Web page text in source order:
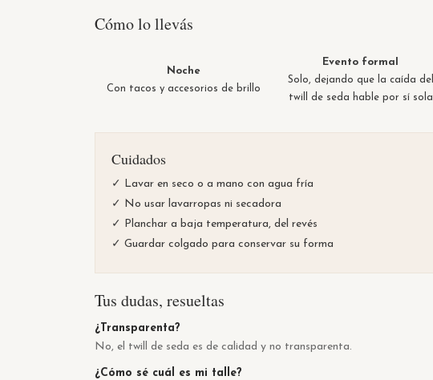
Cómo lo llevás
Noche
Con tacos y accesorios de brillo
Evento formal
Solo, dejando que la caída del
twill de seda hable por sí sola
Cuidados
✓ Lavar en seco o a mano con agua fría
✓ No usar lavarropas ni secadora
✓ Planchar a baja temperatura, del revés
✓ Guardar colgado para conservar su forma
Tus dudas, resueltas
¿Transparenta?
No, el twill de seda es de calidad y no transparenta.
¿Cómo sé cuál es mi talle?